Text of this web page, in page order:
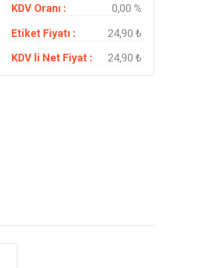
KDV Oranı :
0,00 %
Etiket Fiyatı :
24,90 ₺
KDV li Net Fiyat :
24,90 ₺